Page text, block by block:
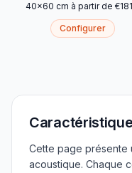
40x60 cm à partir de €181
Configurer
Cette page présente
acoustique. Chaque